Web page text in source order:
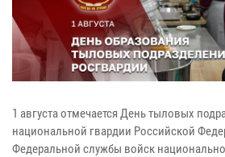
1 августа отмечается День тыловых
национальной гвардии Российской
Федеральной службы войск